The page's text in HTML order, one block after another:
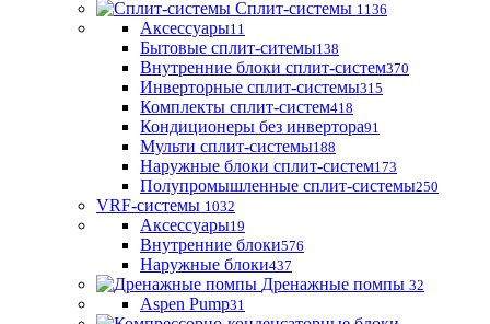
Сплит-системы 1136
Аксессуары11
Бытовые сплит-ситемы138
Внутренние блоки сплит-систем370
Инверторные сплит-системы315
Комплекты сплит-систем418
Кондиционеры без инвертора91
Мульти сплит-системы188
Наружные блоки сплит-систем173
Полупромышленные сплит-системы250
VRF-системы 1032
Аксессуары19
Внутренние блоки576
Наружные блоки437
Дренажные помпы 32
Aspen Pump31